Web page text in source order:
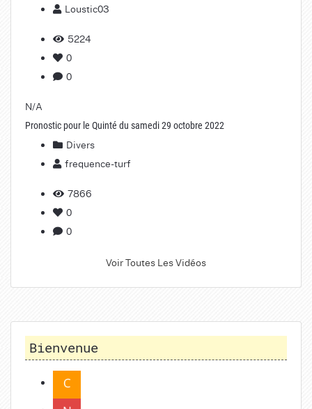
Loustic03
5224
0
0
N/A
Pronostic pour le Quinté du samedi 29 octobre 2022
Divers
frequence-turf
7866
0
0
Voir Toutes Les Vidéos
Bienvenue